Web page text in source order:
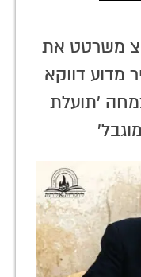
משרטט את
מדוע דווקא
'תועלת